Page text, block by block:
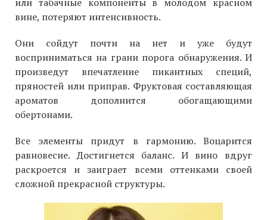
вине, потеряют интенсивность.
Они сойдут почти на нет и уже будут
восприниматься на грани порога обнаружения. И
произведут впечатление пикантных специй,
пряностей или приправ. Фруктовая составляющая
ароматов дополнится обогащающими
обертонами.
Все элементы придут в гармонию. Воцарится
равновесие. Достигнется баланс. И вино вдруг
раскроется и заиграет всеми оттенками своей
сложной прекрасной структуры.